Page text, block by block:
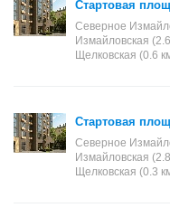
Стартовая
Северное
Измайловская
Щелковская (0.6
Стартовая
Северное
Измайловская
Щелковская (0.3